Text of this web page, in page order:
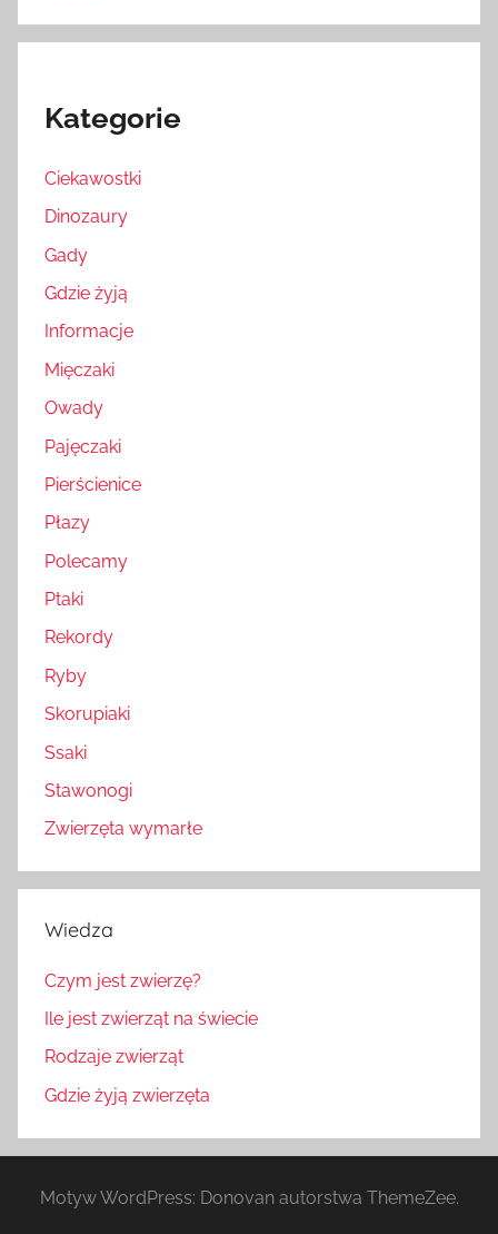
Kategorie
Ciekawostki
Dinozaury
Gady
Gdzie żyją
Informacje
Mięczaki
Owady
Pajęczaki
Pierścienice
Płazy
Polecamy
Ptaki
Rekordy
Ryby
Skorupiaki
Ssaki
Stawonogi
Zwierzęta wymarłe
Wiedza
Czym jest zwierzę?
Ile jest zwierząt na świecie
Rodzaje zwierząt
Gdzie żyją zwierzęta
Motyw WordPress: Donovan autorstwa ThemeZee.